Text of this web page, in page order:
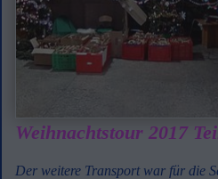
Weihnachtstour 2017
Der weitere Transport war für die